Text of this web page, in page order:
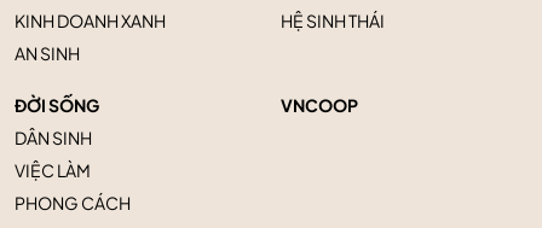
KINH DOANH XANH
AN SINH
HỆ SINH THÁI
ĐỜI SỐNG
DÂN SINH
VIỆC LÀM
PHONG CÁCH
VNCOOP